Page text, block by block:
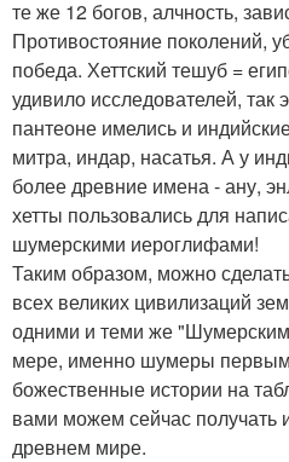
те же 12 богов, алчность,
Противостояние поколений,
победа. Хеттский тешуб =
удивило исследователей, так
пантеоне имелись и
митра, индар, насатья. А у
более древние имена - ану,
хетты пользовались для
шумерскими иероглифами!
Таким образом, можно
всех великих цивилизаций
одними и теми же
мере, именно шумеры
божественные истории на
вами можем сейчас
древнем мире.